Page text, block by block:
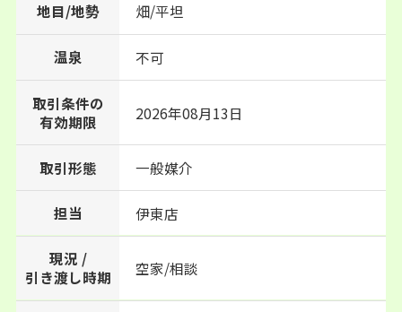
地目/地勢 畑/平坦
温泉 不可
取引条件の
有効期限
2026年08月13日
取引形態 一般媒介
担当 伊東店
現況 /
引き渡し時期
空家/相談